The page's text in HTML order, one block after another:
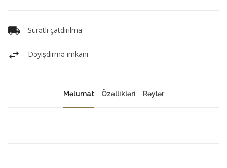
Sürətli çatdırılma
Dəyişdirmə imkanı
Məlumat Özəllikləri Rəylər